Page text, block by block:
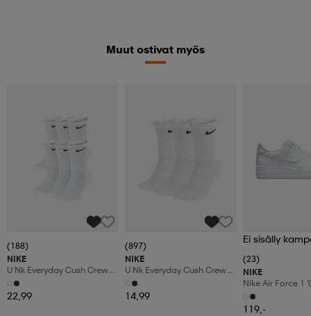
Muut ostivat myös
(188)
NIKE
U Nk Everyday Cush Crew
6pr-Bd
22,99
(897)
NIKE
U Nk Everyday Cush Crew
3pr
14,99
Ei sisälly
(23)
NIKE
Nike Air Force 1
Shoes
119,-